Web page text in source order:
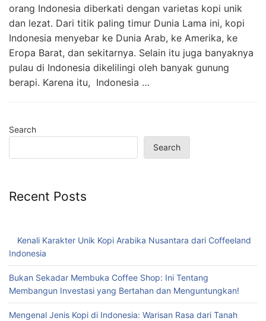
orang Indonesia diberkati dengan varietas kopi unik
dan lezat. Dari titik paling timur Dunia Lama ini, kopi
Indonesia menyebar ke Dunia Arab, ke Amerika, ke
Eropa Barat, dan sekitarnya. Selain itu juga banyaknya
pulau di Indonesia dikelilingi oleh banyak gunung
berapi. Karena itu, Indonesia …
Search
Search
Recent Posts
Kenali Karakter Unik Kopi Arabika Nusantara dari Coffeeland
Indonesia
Bukan Sekadar Membuka Coffee Shop: Ini Tentang
Membangun Investasi yang Bertahan dan Menguntungkan!
Mengenal Jenis Kopi di Indonesia: Warisan Rasa dari Tanah